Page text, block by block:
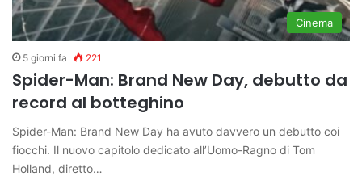
Cinema
5 giorni fa 221
Spider-Man: Brand New Day, debutto da
record al botteghino
Spider-Man: Brand New Day ha avuto davvero un debutto coi
fiocchi. Il nuovo capitolo dedicato all’Uomo-Ragno di Tom
Holland, diretto…